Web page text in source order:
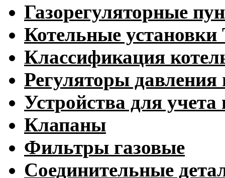
Газорегуляторные
Котельные
Классификация
Регуляторы давления
Устройства для учета
Клапаны
Фильтры газовые
Соединительные